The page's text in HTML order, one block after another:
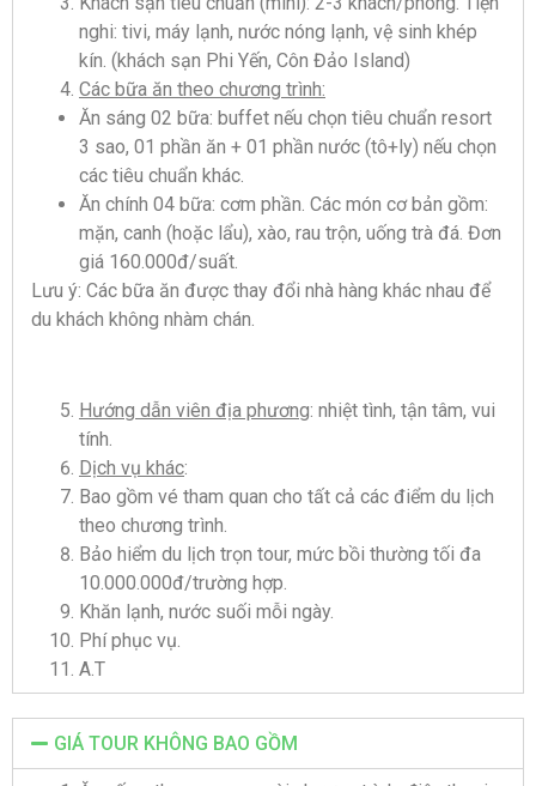
nghi: tivi, máy lạnh, nước nóng lạnh, vệ sinh khép
kín. (khách sạn Phi Yến, Côn Đảo Island)
Các bữa ăn theo chương trình:
Ăn sáng 02 bữa: buffet nếu chọn tiêu chuẩn resort
3 sao, 01 phần ăn + 01 phần nước (tô+ly) nếu chọn
các tiêu chuẩn khác.
Ăn chính 04 bữa: cơm phần. Các món cơ bản gồm:
mặn, canh (hoặc lẩu), xào, rau trộn, uống trà đá. Đơn
giá 160.000đ/suất.
Lưu ý: Các bữa ăn được thay đổi nhà hàng khác nhau để
du khách không nhàm chán.
Hướng dẫn viên địa phương: nhiệt tình, tận tâm, vui
tính.
Dịch vụ khác:
Bao gồm vé tham quan cho tất cả các điểm du lịch
theo chương trình.
Bảo hiểm du lịch trọn tour, mức bồi thường tối đa
10.000.000đ/trường hợp.
Khăn lạnh, nước suối mỗi ngày.
Phí phục vụ.
A.T
GIÁ TOUR KHÔNG BAO GỒM